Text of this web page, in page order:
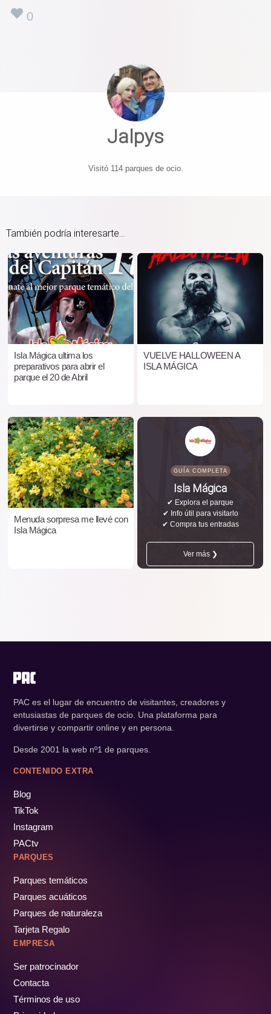
0
Jalpys
Visitó 114 parques de ocio.
También podría interesarte...
Isla Mágica ultima los
preparativos para abrir el
parque el 20 de Abril
VUELVE HALLOWEEN A
ISLA MÁGICA
Menuda sorpresa me llevé con
Isla Mágica
GUÍA COMPLETA
Isla Mágica
✔ Explora el parque
✔ Info útil para visitarlo
✔ Compra tus entradas
Ver más ❯
PAC es el lugar de encuentro de visitantes, creadores y
entusiastas de parques de ocio. Una plataforma para
divertirse y compartir online y en persona.
Desde 2001 la web nº1 de parques.
CONTENIDO EXTRA
Blog
TikTok
Instagram
PACtv
PARQUES
Parques temáticos
Parques acuáticos
Parques de naturaleza
Tarjeta Regalo
EMPRESA
Ser patrocinador
Contacta
Términos de uso